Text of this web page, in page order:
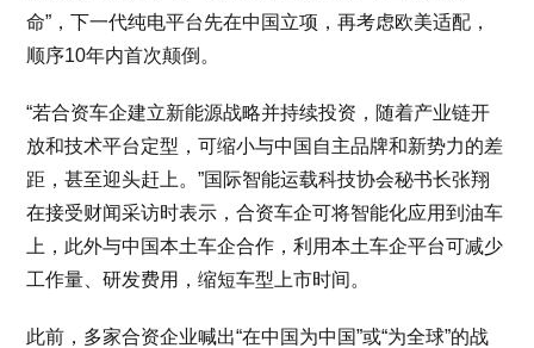
命”，下一代纯电平台先在中国立项，再考虑欧美适配，
顺序10年内首次颠倒。
“若合资车企建立新能源战略并持续投资，随着产业链开
放和技术平台定型，可缩小与中国自主品牌和新势力的差
距，甚至迎头赶上。”国际智能运载科技协会秘书长张翔
在接受财闻采访时表示，合资车企可将智能化应用到油车
上，此外与中国本土车企合作，利用本土车企平台可减少
工作量、研发费用，缩短车型上市时间。
此前，多家合资企业喊出“在中国为中国”或“为全球”的战